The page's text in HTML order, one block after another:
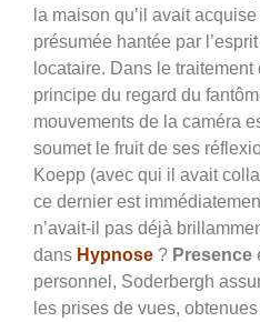
la maison qu’il avait
présumée hantée par
locataire. Dans le
principe du regard du
mouvements de la caméra
soumet le fruit de ses
Koepp (avec qui il avait
ce dernier est
n’avait-il pas déjà
dans Hypnose ? Presence
personnel, Soderbergh
les prises de vues,